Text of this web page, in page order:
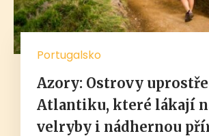
Portugalsko
Azory: Ostrovy
Atlantiku, které lákají
velryby i nádhernou